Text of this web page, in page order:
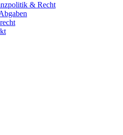
& Recht